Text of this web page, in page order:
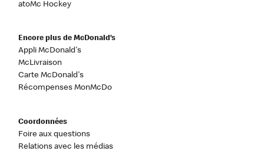
atoMc Hockey
Encore plus de McDonald’s
Appli McDonald's
McLivraison
Carte McDonald's
Récompenses MonMcDo
Coordonnées
Foire aux questions
Relations avec les médias